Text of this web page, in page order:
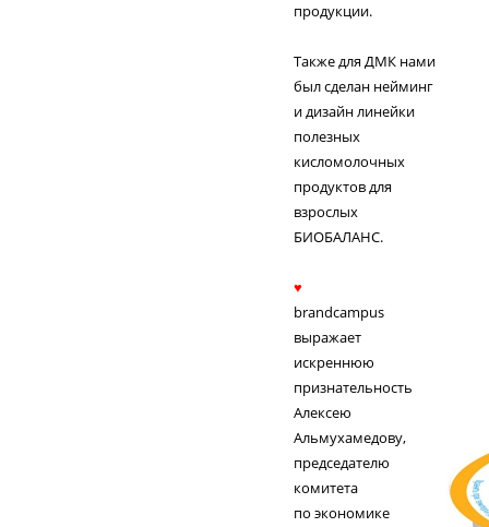
продукции.
Также для ДМК нами
был сделан нейминг
и дизайн линейки
полезных
кисломолочных
продуктов для
взрослых
БИОБАЛАНС.
♥
brandcampus
выражает
искреннюю
признательность
Алексею
Альмухамедову,
председателю
комитета
по экономике